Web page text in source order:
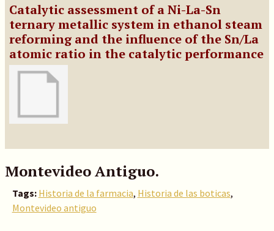
Catalytic assessment of a Ni-La-Sn
ternary metallic system in ethanol steam
reforming and the influence of the Sn/La
atomic ratio in the catalytic performance
Montevideo Antiguo.
Tags: Historia de la farmacia, Historia de las boticas,
Montevideo antiguo